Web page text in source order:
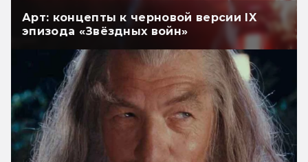
Арт: концепты к черновой версии IX
эпизода «Звёздных войн»